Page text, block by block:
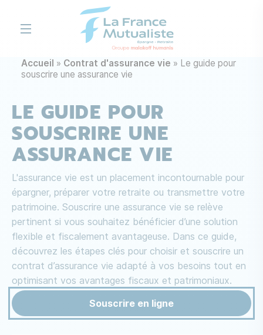
Aller au contenu principal
Accueil Contrat d'assurance vie
Le guide pour
souscrire une assurance vie
LE GUIDE POUR
SOUSCRIRE UNE
ASSURANCE VIE
L'assurance vie est un placement incontournable pour
épargner, préparer votre retraite ou transmettre votre
patrimoine. Souscrire une assurance vie se relève
pertinent si vous souhaitez bénéficier d’une solution
flexible et fiscalement avantageuse. Dans ce guide,
découvrez les étapes clés pour choisir et souscrire un
contrat d’assurance vie adapté à vos besoins tout en
optimisant vos avantages fiscaux et patrimoniaux.
Souscrire en ligne